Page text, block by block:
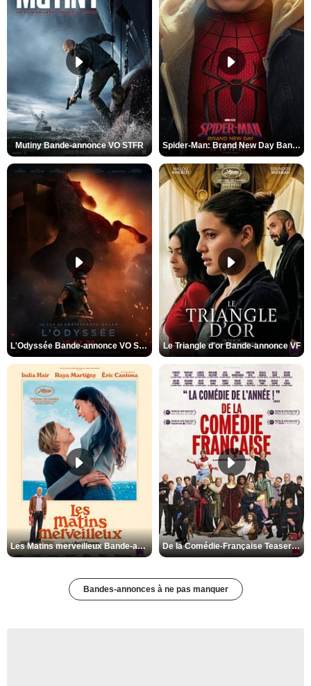
Mutiny Bande-annonce VO STFR Spider-Man: Brand New Day Bande-annonce VO STFR
L'Odyssée Bande-annonce VO STFR Le Triangle d'or Bande-annonce VF
Les Matins merveilleux Bande-annonce VF De la Comédie-Française Teaser VF
Bandes-annonces à ne pas manquer